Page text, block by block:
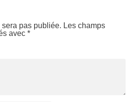
pas publiée. Les champs
avec*